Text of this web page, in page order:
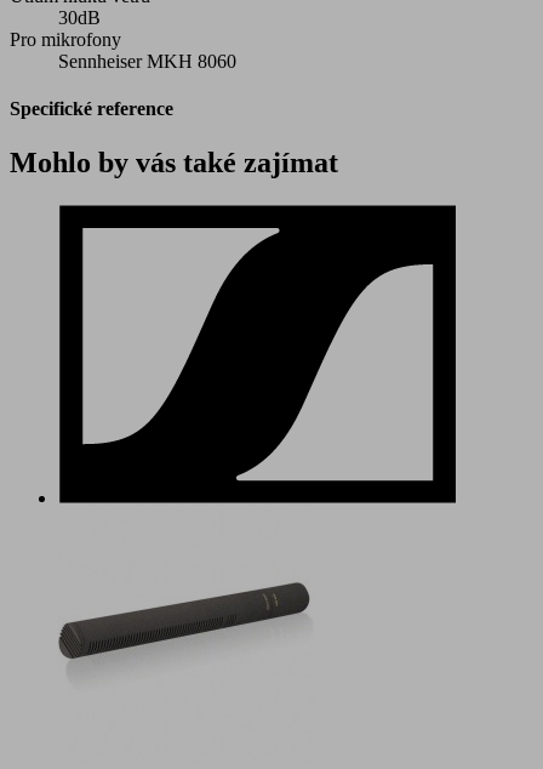
30dB
Pro mikrofony
Sennheiser MKH 8060
Specifické reference
Mohlo by vás také zajímat